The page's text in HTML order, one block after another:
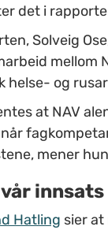
det i
Solveig
mellom
helse- og
at NAV
mener
innsats
Hatling sier